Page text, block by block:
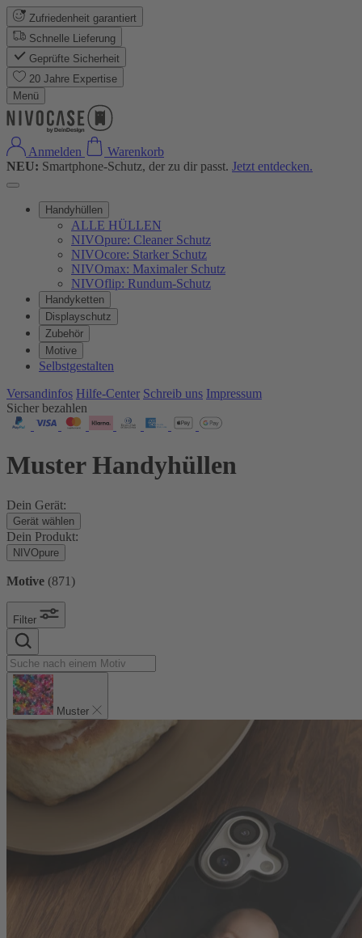
Zufriedenheit garantiert
Schnelle Lieferung
Geprüfte Sicherheit
20 Jahre Expertise
Menü
Anmelden
Warenkorb
NEU: Smartphone-Schutz, der zu dir passt. Jetzt entdecken.
Handyhüllen
ALLE HÜLLEN
NIVOpure: Cleaner Schutz
NIVOcore: Starker Schutz
NIVOmax: Maximaler Schutz
NIVOflip: Rundum-Schutz
Handyketten
Displayschutz
Zubehör
Motive
Selbstgestalten
Versandinfos Hilfe-Center Schreib uns Impressum
Sicher bezahlen
Muster Handyhüllen
Dein Gerät:
Gerät wählen
Dein Produkt:
NIVOpure
Motive (871)
Filter
Muster